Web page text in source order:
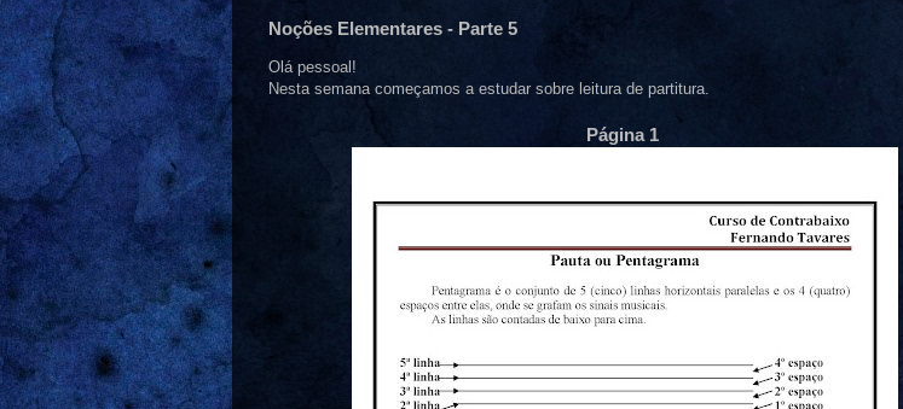
Noções Elementares - Parte 5
Olá pessoal!
Nesta semana começamos a estudar sobre leitura de partitura.
Página 1